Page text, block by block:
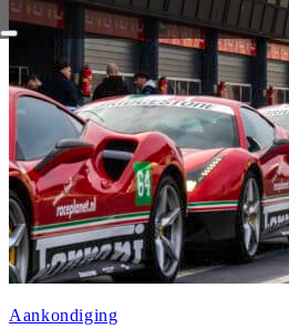
Aankondiging